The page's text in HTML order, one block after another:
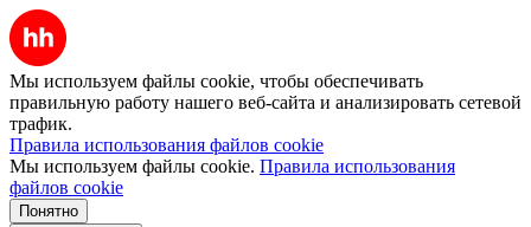
Мы используем файлы cookie, чтобы обеспечивать
правильную работу нашего веб-сайта и анализировать сетевой
трафик.
Правила использования файлов cookie
Мы используем файлы cookie. Правила использования
файлов cookie
Понятно